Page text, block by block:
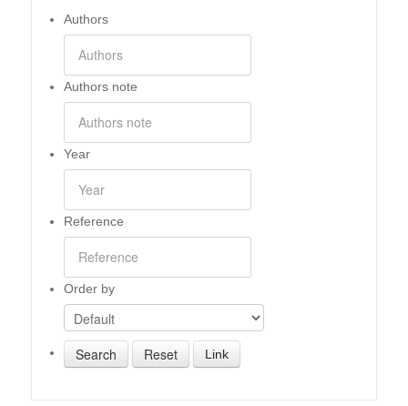
Authors
Authors note
Year
Reference
Order by
Link